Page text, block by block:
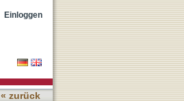
Einloggen
« zurück